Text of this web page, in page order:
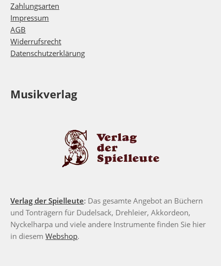
Zahlungsarten
Impressum
AGB
Widerrufsrecht
Datenschutzerklärung
Musikverlag
Verlag der Spielleute: Das gesamte Angebot an Büchern
und Tonträgern für Dudelsack, Drehleier, Akkordeon,
Nyckelharpa und viele andere Instrumente finden Sie hier
in diesemWebshop.